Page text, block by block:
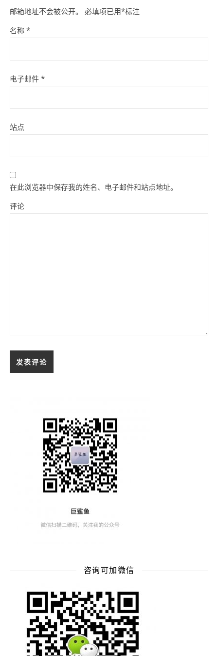
邮箱地址不会被公开。 必填项已用*标注
名称 *
电子邮件 *
站点
在此浏览器中保存我的姓名、电子邮件和站点地址。
评论
咨询可加微信